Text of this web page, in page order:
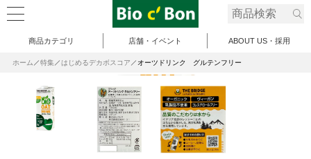
商品カテゴリ 店舗・イベント ABOUT US・採用
ホーム 特集 はじめるデカボスコア オーツドリンク グルテンフリー